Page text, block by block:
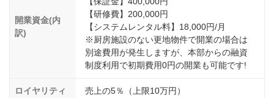
開業資金(内
訳)
【研修費】200,000円
【システムレンタル料】18,000円/月
※厨房施設のない更地物件で開業の場合は
別途費用が発生しますが、本部からの融資
制度利用で初期費用0円の開業も可能です!
ロイヤリティ 売上の5％（上限10万円）